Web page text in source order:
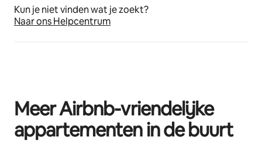
Kun je niet vinden wat je zoekt?
Naar ons Helpcentrum
Meer Airbnb-vriendelijke
appartementen in de buurt